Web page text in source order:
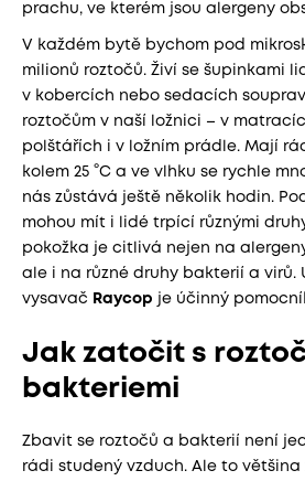
prachu, ve kterém jsou alergeny
V každém bytě bychom pod
milionů roztočů. Živí se šupinkami
v kobercích nebo sedacích
roztočům v naší ložnici – v
polštářích i v ložním prádle. Mají
kolem 25 °C a ve vlhku se rychle
nás zůstává ještě několik hodin.
mohou mít i lidé trpící různými
pokožka je citlivá nejen na
ale i na různé druhy bakterií a virů.
vysavač
Raycop je účinný
Jak zatočit s
bakteriemi
Zbavit se roztočů a bakterií není
rádi studený vzduch. Ale to většina